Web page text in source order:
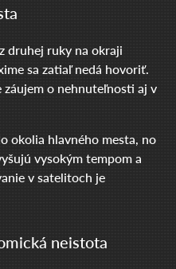
druhej ruky na okraji
sa zatiaľ nedá hovoriť.
o nehnuteľnosti aj v
okolia hlavného mesta, no
vysokým tempom a
v satelitoch je
neistota